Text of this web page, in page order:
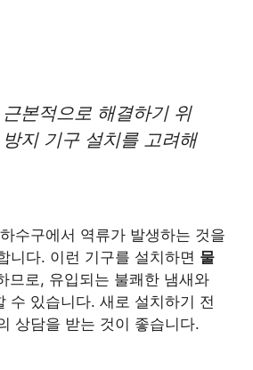
본적으로 해결하기 위
지 기구 설치를 고려해
수구에서 역류가 발생하는 것을
니다. 이런 기구를 설치하면 물
므로, 유입되는 불쾌한 냄새와
수 있습니다. 새로 설치하기 전
상담을 받는 것이 좋습니다.